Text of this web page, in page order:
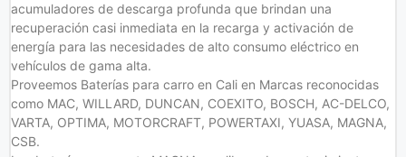
acumuladores de descarga profunda que brindan una
recuperación casi inmediata en la recarga y activación de
energía para las necesidades de alto consumo eléctrico en
vehículos de gama alta.
Proveemos Baterías para carro en Cali en Marcas reconocidas
como MAC, WILLARD, DUNCAN, COEXITO, BOSCH, AC-DELCO,
VARTA, OPTIMA, MOTORCRAFT, POWERTAXI, YUASA, MAGNA,
CSB.